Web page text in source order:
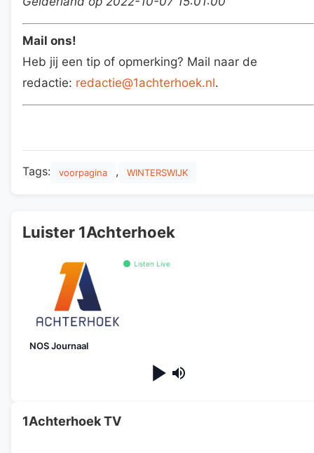
Mail ons!
Heb jij een tip of opmerking? Mail naar de
redactie: redactie@1achterhoek.nl.
Tags: voorpagina , WINTERSWIJK
Luister 1Achterhoek
Listen Live
NOS Journaal
1Achterhoek TV